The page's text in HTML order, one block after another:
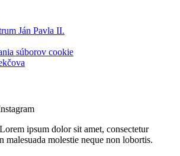
Ján Pavla II.
súborov cookie
ipsum dolor sit amet, consectetur
malesuada molestie neque non lobortis.